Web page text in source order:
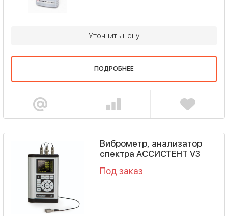
Уточнить цену
ПОДРОБНЕЕ
Виброметр, анализатор
спектра АССИСТЕНТ V3
Под заказ